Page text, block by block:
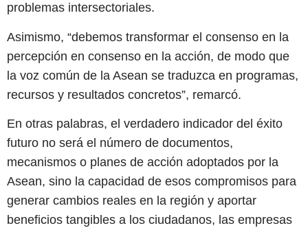
problemas intersectoriales.
Asimismo, “debemos transformar el consenso en la
percepción en consenso en la acción, de modo que
la voz común de la Asean se traduzca en programas,
recursos y resultados concretos”, remarcó.
En otras palabras, el verdadero indicador del éxito
futuro no será el número de documentos,
mecanismos o planes de acción adoptados por la
Asean, sino la capacidad de esos compromisos para
generar cambios reales en la región y aportar
beneficios tangibles a los ciudadanos, las empresas